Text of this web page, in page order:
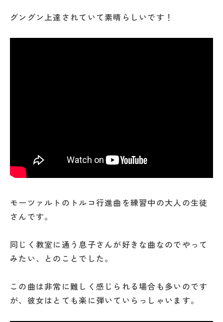
グングン上達されていて素晴らしいです！
モーツァルトのトルコ行進曲を練習中の大人の生徒
さんです。
同じく教室に通う息子さんが好きな曲なのでやって
みたい、とのことでした。
この曲は非常に難しく感じられる場合も多いのです
が、彼女はとても楽に弾いていらっしゃいます。